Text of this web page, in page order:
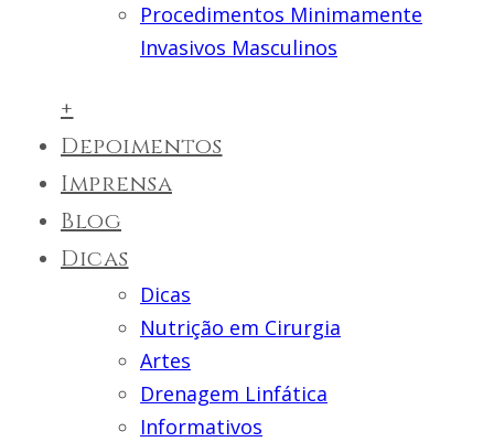
Procedimentos Minimamente
Invasivos Masculinos
+
Depoimentos
Imprensa
Blog
Dicas
Dicas
Nutrição em Cirurgia
Artes
Drenagem Linfática
Informativos